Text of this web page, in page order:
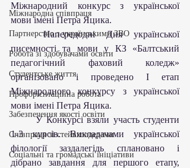
Міжнародна співпраця
Партнерство з українськими ЗВО
Робота зі здобувачами освіти
Студентське життя
Профорієнтаційна робота
Забезпечення якості освіти
Співпраця зі стейкхолдерами
Соціальні та громадські ініціативи
Міжнародний конкурс з української
мови імені Петра Яцика.
	Напередодні Дня української
писемності та мови у КЗ «Балтський
педагогічний фаховий коледж»
організовано і проведено І етап
Міжнародного конкурсу з української
мови імені Петра Яцика.
	У Конкурсі взяли участь студенти
1-3 курсів. Викладачами української
філології заздалегідь сплановано і
дібрано завдання для першого етапу,